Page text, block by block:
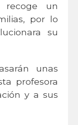
recoge un
por lo
su
unas
profesora
y a sus